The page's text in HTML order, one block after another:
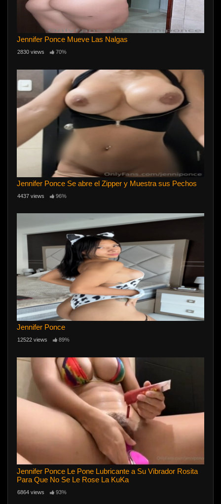
Jennifer Ponce Mueve Las Nalgas
2830 views 70%
Jennifer Ponce Se abre el Zipper y Muestra sus Pechos
4437 views 96%
Jennifer Ponce
12522 views 89%
Jennifer Ponce Le Pone Lubricante a Su Vibrador Rosita
Para Que No Se Le Rose La KuKa
6864 views 93%